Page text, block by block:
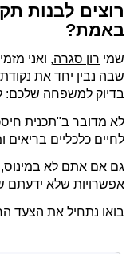
רוצים לבנות
באמת?
שמי רון סגרה, ואני
שבה נבין יחד את
בדיוק למשפחה שלכם:
לא מדובר ב"תכנית
לחיים כלכליים בריאים
גם אם אתם לא במינוס,
אפשרויות שלא ידעתם
בואו נתחיל את הצעד